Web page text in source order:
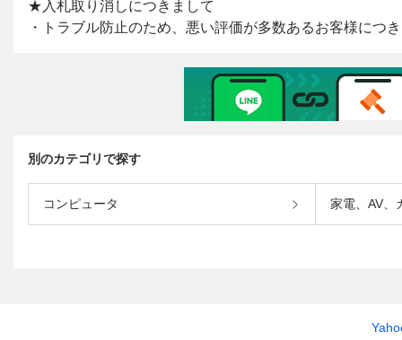
別のカテゴリで探す
コンピュータ 家電、AV、